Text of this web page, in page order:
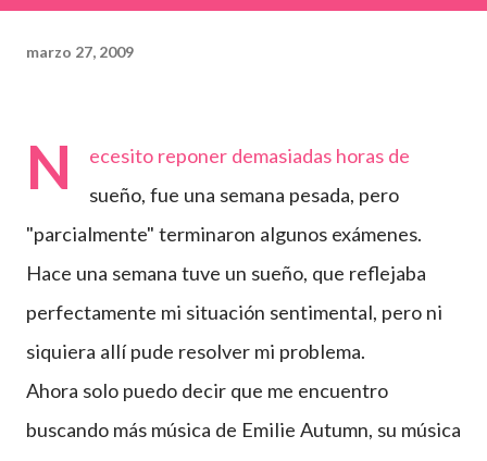
marzo 27, 2009
N
ecesito reponer demasiadas horas de
sueño, fue una semana pesada, pero
"parcialmente" terminaron algunos exámenes.
Hace una semana tuve un sueño, que reflejaba
perfectamente mi situación sentimental, pero ni
siquiera allí pude resolver mi problema.
Ahora solo puedo decir que me encuentro
buscando más música de Emilie Autumn, su música